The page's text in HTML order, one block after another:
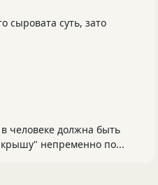
сыровата суть, зато
человеке должна быть
непременно по...